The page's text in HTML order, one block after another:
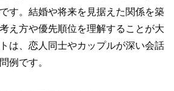
す。結婚や将来を見据えた関係を築
え方や優先順位を理解することが大
は、恋人同士やカップルが深い会話
例です。